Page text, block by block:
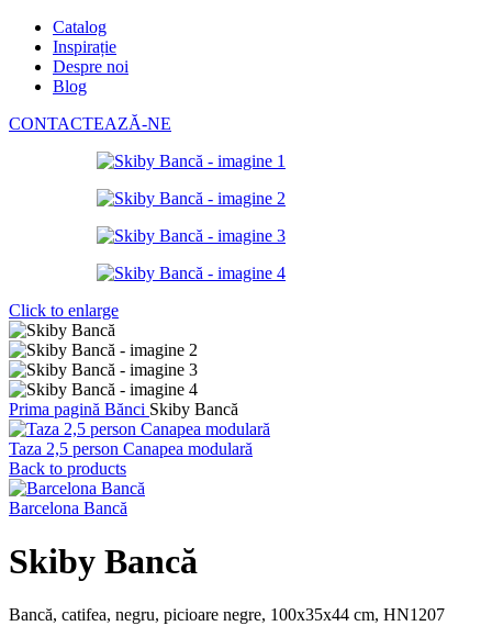
Catalog
Inspirație
Despre noi
Blog
CONTACTEAZĂ-NE
Click to enlarge
Prima pagină Bănci Skiby Bancă
Taza 2,5 person Canapea modulară
Back to products
Barcelona Bancă
Skiby Bancă
Bancă, catifea, negru, picioare negre, 100x35x44 cm, HN1207